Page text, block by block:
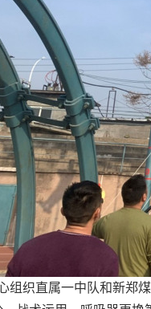
组织直属一中队和新郑